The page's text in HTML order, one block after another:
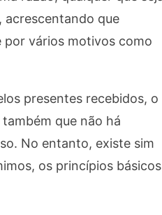
acrescentando que
por vários motivos como
presentes recebidos, o
que não há
No entanto, existe sim
os princípios básicos